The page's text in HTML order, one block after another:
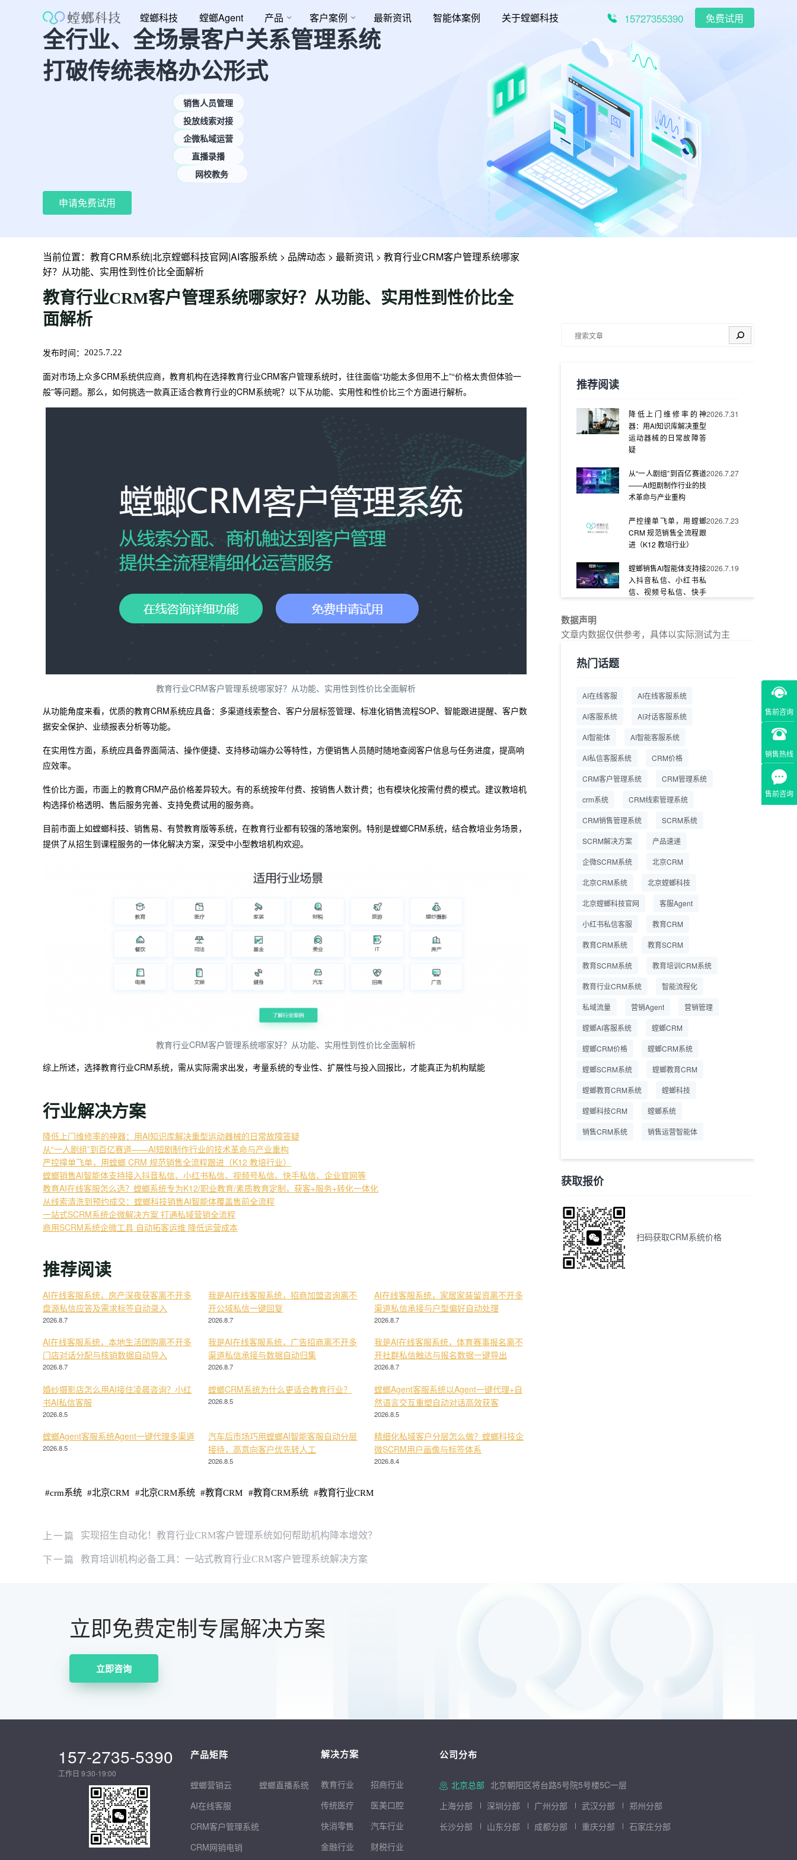
螳螂科技 螳螂Agent 产品 客户案例 最新资讯 智能体案例 关于螳螂科技 15727355390 免费试用
全行业、全场景客户关系管理系统
打破传统表格办公形式
销售人员管理
投放线索对接
企微私域运营
直播录播
网校教务
申请免费试用
售前咨询
销售热线
售前咨询
当前位置： 教育CRM系统|北京螳螂科技官网|AI客服系统 > 品牌动态 > 最新资讯 > 教育行业CRM客户管理系统哪家
好？从功能、实用性到性价比全面解析
教育行业CRM客户管理系统哪家好？从功能、实用性到性价比全
面解析
发布时间： 2025.7.22
面对市场上众多CRM系统供应商，教育机构在选择教育行业CRM客户管理系统时，往往面临“功能太多但用不上”“价格太贵但体验一
般”等问题。那么，如何挑选一款真正适合教育行业的CRM系统呢？以下从功能、实用性和性价比三个方面进行解析。
教育行业CRM客户管理系统哪家好？从功能、实用性到性价比全面解析
从功能角度来看，优质的教育CRM系统应具备：多渠道线索整合、客户分层标签管理、标准化销售流程SOP、智能跟进提醒、客户数
据安全保护、业绩报表分析等功能。
在实用性方面，系统应具备界面简洁、操作便捷、支持移动端办公等特性，方便销售人员随时随地查阅客户信息与任务进度，提高响
应效率。
性价比方面，市面上的教育CRM产品价格差异较大。有的系统按年付费、按销售人数计费；也有模块化按需付费的模式。建议教培机
构选择价格透明、售后服务完善、支持免费试用的服务商。
目前市面上如螳螂科技、销售易、有赞教育版等系统，在教育行业都有较强的落地案例。特别是螳螂CRM系统，结合教培业务场景，
提供了从招生到课程服务的一体化解决方案，深受中小型教培机构欢迎。
教育行业CRM客户管理系统哪家好？从功能、实用性到性价比全面解析
综上所述，选择教育行业CRM系统，需从实际需求出发，考量系统的专业性、扩展性与投入回报比，才能真正为机构赋能
行业解决方案
降低上门维修率的神器：用AI知识库解决重型运动器械的日常故障答疑
从“一人剧组”到百亿赛道——AI短剧制作行业的技术革命与产业重构
严控撞单飞单，用螳螂 CRM 规范销售全流程跟进（K12 教培行业）
螳螂销售AI智能体支持接入抖音私信、小红书私信、视频号私信、快手私信、企业官网等
教育AI在线客服怎么选？螳螂系统专为K12/职业教育/素质教育定制，获客+服务+转化一体化
从线索清洗到预约成交：螳螂科技销售AI智能体覆盖售前全流程
一站式SCRM系统企微解决方案 打通私域营销全流程
商用SCRM系统企微工具 自动拓客运维 降低运营成本
推荐阅读
AI在线客服系统，房产深夜获客离不开多
盘源私信应答及需求标签自动录入
2026.8.7
我是AI在线客服系统，招商加盟咨询离不
开公域私信一键回复
2026.8.7
AI在线客服系统，家居家装留资离不开多
渠道私信承接与户型偏好自动处理
2026.8.7
AI在线客服系统，本地生活团购离不开多
门店对话分配与核销数据自动导入
2026.8.7
我是AI在线客服系统，广告招商离不开多
渠道私信承接与数据自动归集
2026.8.7
我是AI在线客服系统，体育赛事报名离不
开社群私信触达与报名数据一键导出
2026.8.7
婚纱摄影店怎么用AI接住凌晨咨询？小红
书AI私信客服
2026.8.5
螳螂CRM系统为什么更适合教育行业？
2026.8.5
螳螂Agent客服系统以Agent一键代理+自
然语言交互重塑自动对话高效获客
2026.8.5
螳螂Agent客服系统Agent一键代理多渠道
2026.8.5
汽车后市场巧用螳螂AI智能客服自动分层
接待，高意向客户优先转人工
2026.8.5
精细化私域客户分层怎么做？螳螂科技企
微SCRM用户画像与标签体系
2026.8.4
#crm系统 #北京CRM #北京CRM系统 #教育CRM #教育CRM系统 #教育行业CRM
搜索
推荐阅读
降低上门维修率的神
器：用AI知识库解决重型
运动器械的日常故障答
疑
2026.7.31
从“一人剧组”到百亿赛道
——AI短剧制作行业的技
术革命与产业重构
2026.7.27
严控撞单飞单，用螳螂
CRM 规范销售全流程跟
进（K12 教培行业）
2026.7.23
螳螂销售AI智能体支持接
入抖音私信、小红书私
信、视频号私信、快手
2026.7.19
螳螂系统专为K12/职业
交：螳螂科技销售AI智能
一站式SCRM系统企微
全流程
商用SCRM系统企微工
营成本
2026.7.14
企业微信 私域用户精细
螳螂教育CRM助力教培
机构精细化运营
数据声明
文章内数据仅供参考，具体以实际测试为主
热门话题
AI在线客服 AI在线客服系统
AI客服系统 AI对话客服系统
AI智能体 AI智能客服系统
AI私信客服系统 CRM价格
CRM客户管理系统 CRM管理系统
crm系统 CRM线索管理系统
CRM销售管理系统 SCRM系统
SCRM解决方案 产品速递
企微SCRM系统 北京CRM
北京CRM系统 北京螳螂科技
北京螳螂科技官网 客服Agent
小红书私信客服 教育CRM
教育CRM系统 教育SCRM
教育SCRM系统 教育培训CRM系统
教育行业CRM系统 智能流程化
私域流量 营销Agent 营销管理
螳螂AI客服系统 螳螂CRM
螳螂CRM价格 螳螂CRM系统
螳螂SCRM系统 螳螂教育CRM
螳螂教育CRM系统 螳螂科技
螳螂科技CRM 螳螂系统
销售CRM系统 销售运营智能体
获取报价
扫码获取CRM系统价格
上一篇 实现招生自动化！教育行业CRM客户管理系统如何帮助机构降本增效？
下一篇 教育培训机构必备工具：一站式教育行业CRM客户管理系统解决方案
立即免费定制专属解决方案
立即咨询
157-2735-5390
工作日 9:30-19:00
产品矩阵
螳螂营销云
AI在线客服
CRM客户管理系统
CRM网销电销
螳螂直播系统
解决方案
教育行业 招商行业
传统医疗
医美口腔
快消零售
汽车行业
金融行业
财税行业
公司分布
北京总部 北京朝阳区将台路5号院5号楼5C一层
上海分部
深圳分部 广州分部 武汉分部
郑州分部
长沙分部
山东分部 成都分部 重庆分部 石家庄分部